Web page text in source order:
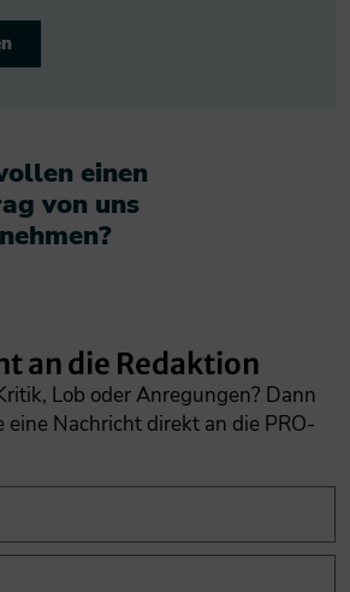
einen
von uns
an die Redaktion
Lob oder Anregungen? Dann
eine Nachricht direkt an die PRO-